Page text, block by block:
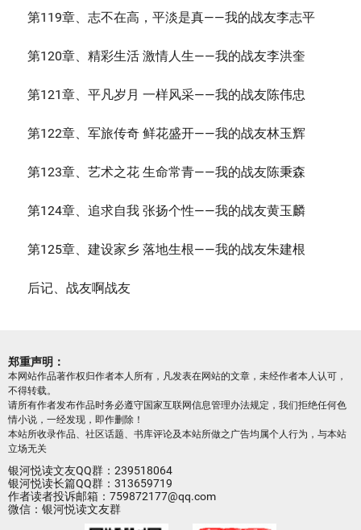
第119章、志不在高，平淡是真——我的战友李志平
第120章、精彩生活 激情人生——我的战友李洪奎
第121章、平凡岁月 一样风采——我的战友陈伟忠
第122章、军旅传奇 鲜花盛开——我的战友林玉辉
第123章、艺术之花 生命常青——我的战友陈秉森
第124章、追求自我 张扬个性——我的战友黄玉麟
第125章、建设家乡 落地生根——我的战友朱建根
后记、战友啊战友
郑重声明：
本网站作品著作权归作者本人所有，凡发表在网站的文章，未经作者本人认可，
不得转载。
请所有作者发布作品时务必遵守国家互联网信息管理办法规定，我们拒绝任何色
情小说，一经发现，即作删除！
本站所收录作品、社区话题、书库评论及本站所做之广告均属个人行为，与本站
立场无关
银河悦读文友QQ群：239518064
银河悦读长篇QQ群：313659719
作者读者投诉邮箱：759872177@qq.com
微信：银河悦读文友群